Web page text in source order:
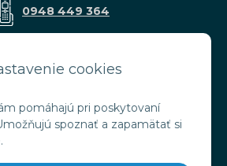
cookies
pomáhajú pri poskytovaní
spoznať a zapamätať si
0948 449 364
O NÁKUPE
podmienky